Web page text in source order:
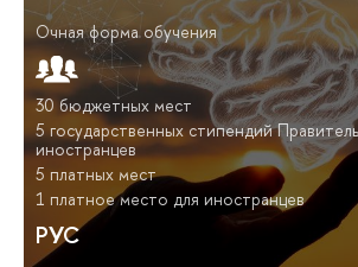
Очная форма обучения
30 бюджетных мест
5 государственных стипендий
иностранцев
5 платных мест
1 платное место для иностранцев
РУС